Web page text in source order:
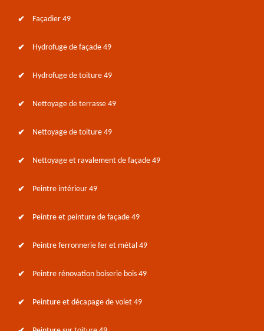
Façadier 49
Hydrofuge de façade 49
Hydrofuge de toiture 49
Nettoyage de terrasse 49
Nettoyage de toiture 49
Nettoyage et ravalement de façade 49
Peintre intérieur 49
Peintre et peinture de façade 49
Peintre ferronnerie fer et métal 49
Peintre rénovation boiserie bois 49
Peinture et décapage de volet 49